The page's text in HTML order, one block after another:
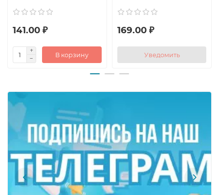
141.00 ₽
В корзину
169.00 ₽
Уведомить